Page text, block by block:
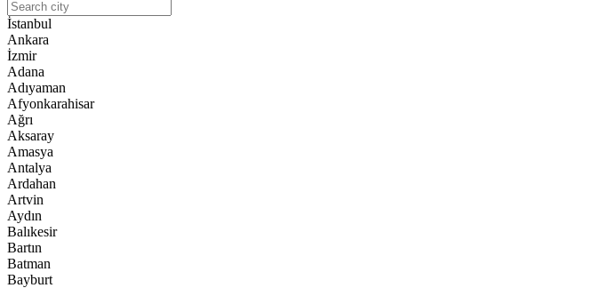
İstanbul
Ankara
İzmir
Adana
Adıyaman
Afyonkarahisar
Ağrı
Aksaray
Amasya
Antalya
Ardahan
Artvin
Aydın
Balıkesir
Bartın
Batman
Bayburt